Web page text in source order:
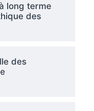
long terme
des
des